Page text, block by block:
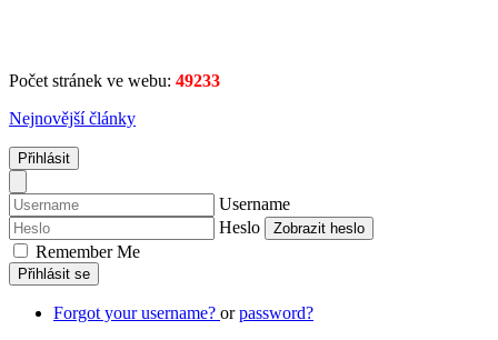
Počet stránek ve webu: 49233
Nejnovější články
Přihlásit
Username
Heslo
Zobrazit heslo
Remember Me
Přihlásit se
Forgot your username? orpassword?